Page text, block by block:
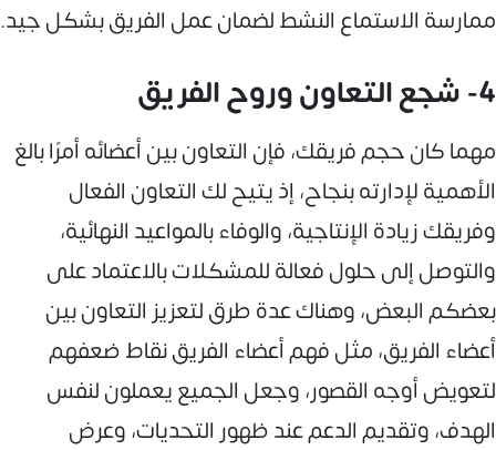
ممارسة الاستماع النشط لضمان عمل الفريق بشكل جيد.
4- شجع التعاون وروح الفريق
مهما كان حجم فريقك، فإن التعاون بين أعضائه أمرًا بالغ
الأهمية لإدارته بنجاح، إذ يتيح لك التعاون الفعال
وفريقك زيادة الإنتاجية، والوفاء بالمواعيد النهائية،
والتوصل إلى حلول فعالة للمشكلات بالاعتماد على
بعضكم البعض، وهناك عدة طرق لتعزيز التعاون بين
أعضاء الفريق، مثل فهم أعضاء الفريق نقاط ضعفهم
لتعويض أوجه القصور، وجعل الجميع يعملون لنفس
الهدف، وتقديم الدعم عند ظهور التحديات، وعرض